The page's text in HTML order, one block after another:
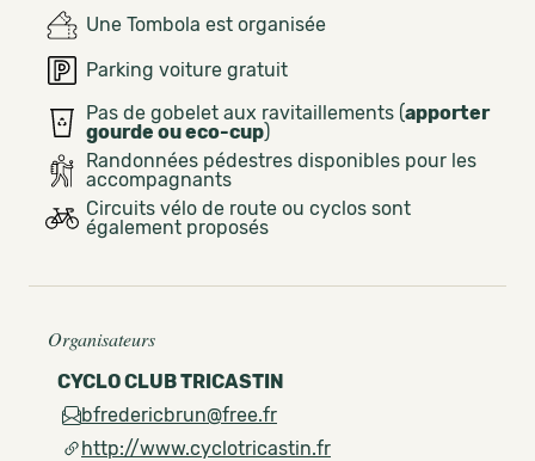
Une Tombola est organisée
Parking voiture gratuit
Pas de gobelet aux ravitaillements (apporter
gourde ou eco-cup)
Randonnées pédestres disponibles pour les
accompagnants
Circuits vélo de route ou cyclos sont
également proposés
Organisateurs
CYCLO CLUB TRICASTIN
bfredericbrun@free.fr
http://www.cyclotricastin.fr